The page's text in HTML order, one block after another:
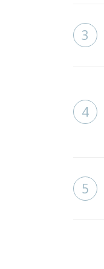
3
4
5